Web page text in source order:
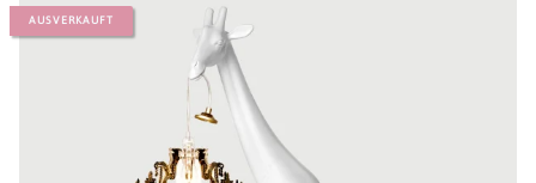
AUSVERKAUFT